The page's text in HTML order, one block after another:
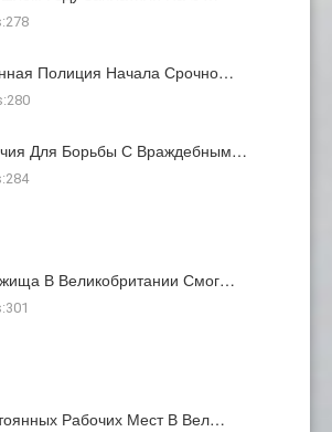
Полиция Начала Срочно…
Для Борьбы С Враждебным…
В Великобритании Смог…
Рабочих Мест В Вел…